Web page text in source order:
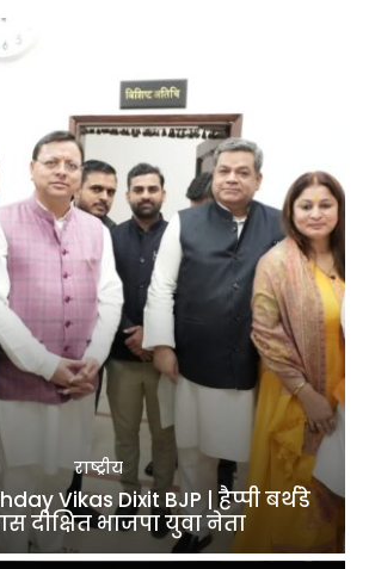
राष्ट्रीय
Vikas Dixit BJP | हैप्पी बर्थडे
दीक्षित भाजपा युवा नेता